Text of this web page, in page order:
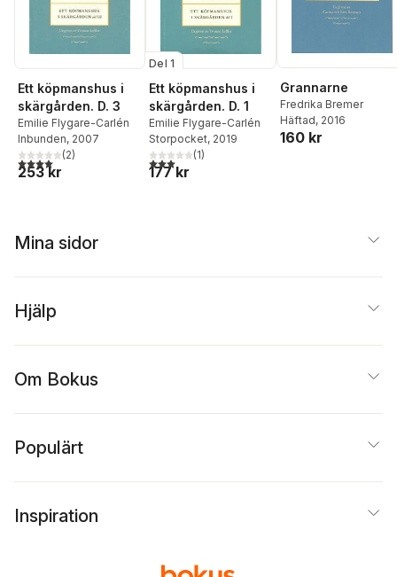
Ett köpmanshus i
skärgården. D. 3
Emilie Flygare-Carlén
Inbunden, 2007
4,0utav 5 stjärnor. Totalt antal röster:
(2)
253 kr
Del 1
Ett köpmanshus i
skärgården. D. 1
Emilie Flygare-Carlén
Storpocket, 2019
3,0utav 5 stjärnor. Totalt antal röster:
(1)
177 kr
Grannarne
Fredrika Bremer
Häftad, 2016
160 kr
Mina sidor
Hjälp
Om Bokus
Populärt
Inspiration